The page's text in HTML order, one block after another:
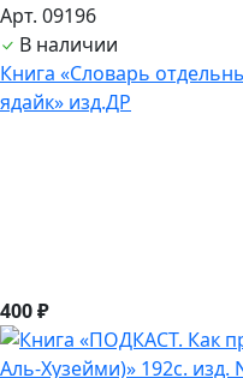
Арт. 09196
В наличии
Книга «Словарь
ядайк» изд.ДР
400 ₽